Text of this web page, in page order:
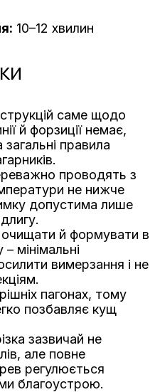
10–12 хвилин
саме щодо
й форзиції немає,
правила
проводять з
не нижче
допустима лише
очищати й формувати в
мінімальні
вимерзання і не
пагонах, тому
позбавляє кущ
зазвичай не
але повне
регулюється
благоустрою.